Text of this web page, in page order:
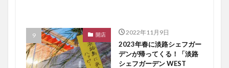
開店 2022年11月9日
2023年春に淡路シェフガー
デンが帰ってくる！「淡路
シェフガーデン WEST